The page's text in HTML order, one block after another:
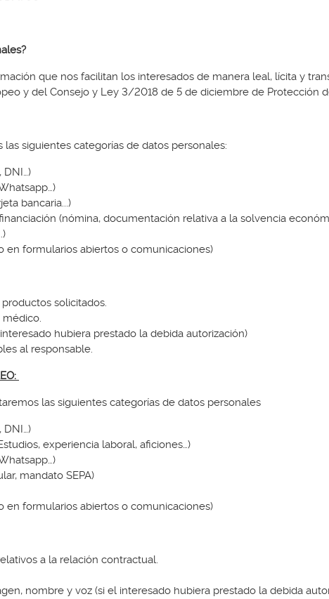
que nos facilitan los interesados de manera leal, lícita y
y del Consejo y Ley 3/2018 de 5 de diciembre de Protección
siguientes categorías de datos personales:
DNI…)
bancaria...)
(nómina, documentación relativa a la solvencia
en formularios abiertos o comunicaciones)
solicitados.
hubiera prestado la debida autorización)
al responsable.
las siguientes categorías de datos personales
DNI…)
experiencia laboral, aficiones…)
mandato SEPA)
en formularios abiertos o comunicaciones)
a la relación contractual.
nombre y voz (si el interesado hubiera prestado la debida